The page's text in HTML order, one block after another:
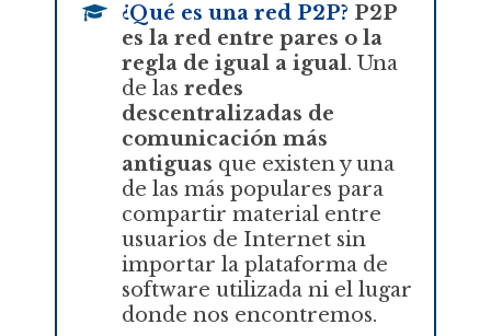
¿Qué es una red P2P? P2P
es la red entre pares o la
regla de igual a igual. Una
de las redes
descentralizadas de
comunicación más
antiguas que existen y una
de las más populares para
compartir material entre
usuarios de Internet sin
importar la plataforma de
software utilizada ni el lugar
donde nos encontremos.